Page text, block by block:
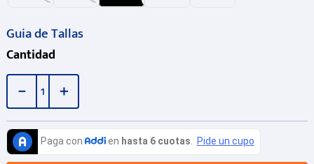
Guia de Tallas
Cantidad
＋
－